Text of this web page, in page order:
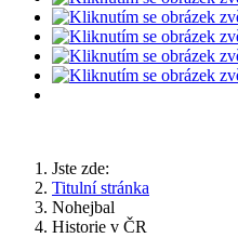
Jste zde:
Titulní stránka
Nohejbal
Historie v ČR